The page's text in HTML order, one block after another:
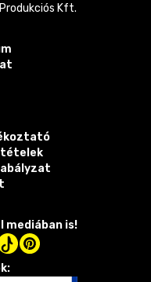
Kft.
mediában is!